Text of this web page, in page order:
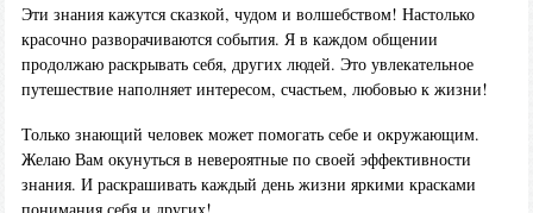
Эти знания кажутся сказкой, чудом и волшебством! Настолько
красочно разворачиваются события. Я в каждом общении
продолжаю раскрывать себя, других людей. Это увлекательное
путешествие наполняет интересом, счастьем, любовью к жизни!
Только знающий человек может помогать себе и окружающим.
Желаю Вам окунуться в невероятные по своей эффективности
знания. И раскрашивать каждый день жизни яркими красками
понимания себя и других!